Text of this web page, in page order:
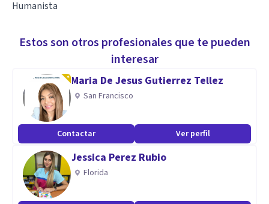
Humanista
Estos son otros profesionales que te pueden
interesar
Maria De Jesus Gutierrez Tellez
San Francisco
Contactar Ver perfil
Jessica Perez Rubio
Florida